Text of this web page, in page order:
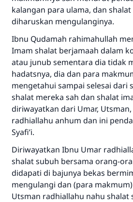
kalangan para ulama, dan
diharuskan mengulanginya.
Ibnu Qudamah rahimahullah
Imam shalat berjamaah dalam
atau junub sementara dia tidak
hadatsnya, dia dan para
mengetahui sampai selesai dari
shalat mereka sah dan shalat
diriwayatkan dari Umar,
radhiallahu anhum dan ini
Syafi’i.
Diriwayatkan Ibnu Umar
shalat subuh bersama orang-
didapati di bajunya bekas
mengulangi dan (para
Utsman radhiallahu nahu shalat